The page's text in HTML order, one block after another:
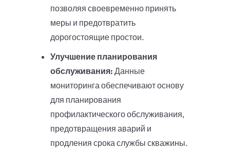
позволяя своевременно принять
меры и предотвратить
дорогостоящие простои.
Улучшение планирования
обслуживания: Данные
мониторинга обеспечивают основу
для планирования
профилактического обслуживания,
предотвращения аварий и
продления срока службы скважины.